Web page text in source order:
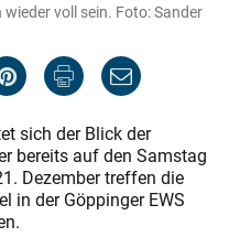
voll sein. Foto: Sander
sich der Blick der
bereits auf den Samstag
Dezember treffen die
in der Göppinger EWS